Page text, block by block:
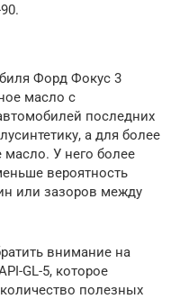
Форд Фокус 3
масло с
последних
а для более
У него более
вероятность
или зазоров между
внимание на
GL-5, которое
полезных